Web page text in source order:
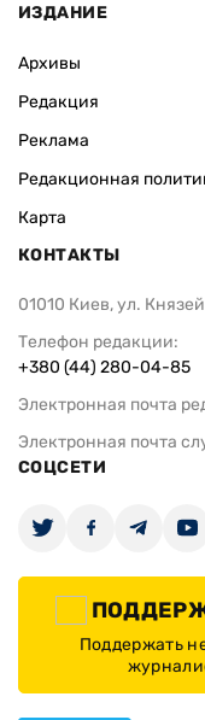
ИЗДАНИЕ
Архивы
Редакция
Реклама
Редакционная
Карта
КОНТАКТЫ
01010 Киев, ул.
Телефон редакции:
+380 (44) 280-04-85
Электронная почта
Электронная почта
СОЦСЕТИ
Поддержать